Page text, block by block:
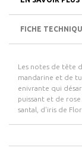
FICHE
Les notes de tête
mandarine et de
enivrante qui
puissant et de
santal, d'iris de